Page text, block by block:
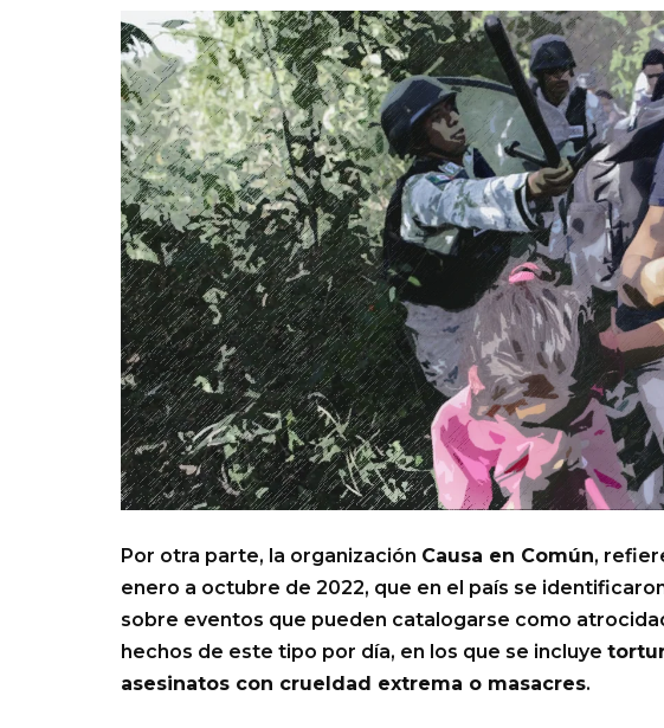
Por otra parte, la organización Causa en Común,
enero a octubre de 2022, que en el país se
sobre eventos que pueden catalogarse como
hechos de este tipo por día, en los que se incluye
asesinatos con crueldad extrema o masacres.